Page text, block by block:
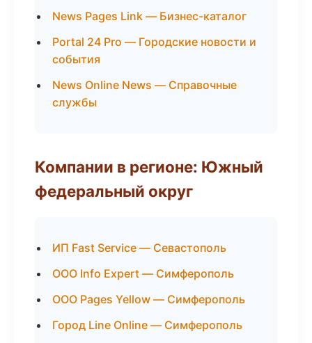
News Pages Link — Бизнес-каталог
Portal 24 Pro — Городские новости и
события
News Online News — Справочные
службы
Компании в регионе: Южный
федеральный округ
ИП Fast Service — Севастополь
ООО Info Expert — Симферополь
ООО Pages Yellow — Симферополь
Город Line Online — Симферополь